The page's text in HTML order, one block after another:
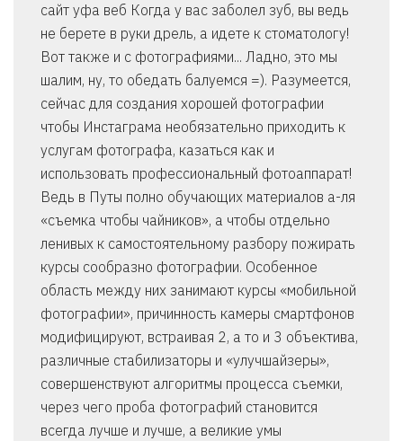
сайт уфа веб Когда у вас заболел зуб, вы ведь
не берете в руки дрель, а идете к стоматологу!
Вот также и с фотографиями... Ладно, это мы
шалим, ну, то обедать балуемся =). Разумеется,
сейчас для создания хорошей фотографии
чтобы Инстаграма необязательно приходить к
услугам фотографа, казаться как и
использовать профессиональный фотоаппарат!
Ведь в Путы полно обучающих материалов а-ля
«съемка чтобы чайников», а чтобы отдельно
ленивых к самостоятельному разбору пожирать
курсы сообразно фотографии. Особенное
область между них занимают курсы «мобильной
фотографии», причинность камеры смартфонов
модифицируют, встраивая 2, а то и 3 объектива,
различные стабилизаторы и «улучшайзеры»,
совершенствуют алгоритмы процесса съемки,
через чего проба фотографий становится
всегда лучше и лучше, а великие умы